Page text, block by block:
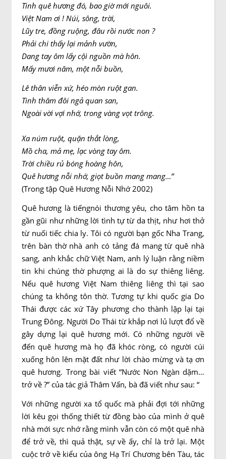
Tình quê hương đó, bao giờ mới nguôi.
Việt Nam ơi ! Núi, sông, trời,
Lũy tre, đồng ruộng, đâu rồi nước non ?
Phải chi thấy lại mảnh vườn,
Dang tay ôm lấy cộì nguồn mà hôn.
Mấy mươi năm, một nỗi buồn,
Lê thân viễn xứ, héo mòn ruột gan.
Tình thâm đôi ngả quan san,
Ngoài vời vợi nhớ, trong vàng vọt trông.
Xa núm ruột, quặn thắt lòng,
Mồ cha, mả mẹ, lạc vòng tay ôm.
Trời chiều rủ bóng hoàng hôn,
Quê hương nỗi nhớ, giọt buồn mang mang…”
(Trong tập Quê Hương Nỗi Nhớ 2002)
Quê hương là tiếngnói thương yêu, cho tâm hồn ta
gần gũi như những lời tình tự từ da thịt, như hơi thở
từ nuối tiếc chia ly. Tôi có người bạn gốc Nha Trang,
trên bàn thờ nhà anh có tảng đá mang từ quê nhà
sang, anh khắc chữ Việt Nam, anh lý luận rằng niềm
tin khi chúng thờ phượng ai là do sự thiêng liêng.
Nếu quê hương Việt Nam thiêng liêng thì tại sao
chúng ta không tôn thờ. Tương tự khi quốc gia Do
Thái được các xứ Tây phương cho thành lập lại tại
Trung Đông. Người Do Thái từ khắp nơi lủ lượt đổ về
gây dựng lại quê hương mới. Có những người về
đến quê hương mà họ đã khóc ròng, có người cúi
xuống hôn lên mặt đất như lời chào mừng và tạ ơn
quê hương. Trong bài viết “Nước Non Ngàn dặm…
trở về ?” của tác giả Thâm Vấn, bà đã viết như sau: “
Với những người xa tổ quốc mà phải đợi tới những
lời kêu gọi thống thiết từ đồng bào của mình ở quê
nhà mới sực nhớ rằng mình vẫn còn có một quê nhà
để trở về, thì quả thật, sự về ấy, chỉ là trở lại. Một
cuộc trở về kiểu của ông Hạ Trí Chương bên Tàu, tác